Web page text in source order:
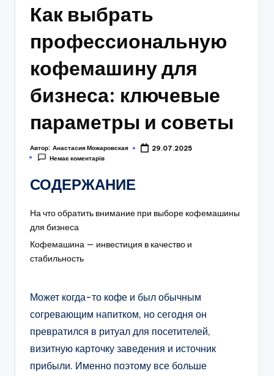
Как выбрать
профессиональную
кофемашину для
бизнеса: ключевые
параметры и советы
Автор: Анастасия Можаровская
29.07.2025
Немає коментарів
СОДЕРЖАНИЕ
На что обратить внимание при выборе кофемашины
для бизнеса
Кофемашина — инвестиция в качество и
стабильность
Может когда-то кофе и был обычным
согревающим напитком, но сегодня он
превратился в ритуал для посетителей,
визитную карточку заведения и источник
прибыли. Именно поэтому все больше